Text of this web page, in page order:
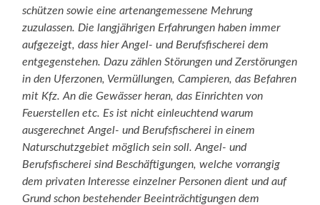
schützen sowie eine artenangemessene Mehrung
zuzulassen. Die langjährigen Erfahrungen haben immer
aufgezeigt, dass hier Angel- und Berufsfischerei dem
entgegenstehen. Dazu zählen Störungen und Zerstörungen
in den Uferzonen, Vermüllungen, Campieren, das Befahren
mit Kfz. An die Gewässer heran, das Einrichten von
Feuerstellen etc. Es ist nicht einleuchtend warum
ausgerechnet Angel- und Berufsfischerei in einem
Naturschutzgebiet möglich sein soll. Angel- und
Berufsfischerei sind Beschäftigungen, welche vorrangig
dem privaten Interesse einzelner Personen dient und auf
Grund schon bestehender Beeinträchtigungen dem